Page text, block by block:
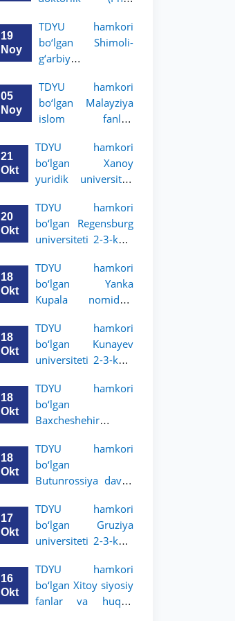
himoyasi bo‘lib
o‘tadi
19
Noy
TDYU hamkori
bo‘lgan Shimoli-
g‘arbiy
huquq universiteti
2-3-kurs talabalari
uchun akademik
e’lon qildi
05
Noy
TDYU hamkori
bo‘lgan Malayziya
islom fanlari
kurs talabalari
uchun akademik
mobillik dasturini
21
Okt
TDYU hamkori
bo‘lgan Xanoy
yuridik universiteti
talabalari uchun
akademik mobillik
dasturini e’lon qildi
20
Okt
TDYU hamkori
bo‘lgan Regensburg
universiteti 2-3-kurs
akademik mobillik
dasturini e’lon qildi
18
Okt
TDYU hamkori
bo‘lgan Yanka
Kupala nomidagi
universiteti 2-3-
bosqich talabalari
uchun akademik
e’lon qildi
18
Okt
TDYU hamkori
bo‘lgan Kunayev
universiteti 2-3-kurs
akademik mobillik
dasturini e’lon qiladi
18
Okt
TDYU hamkori
bo‘lgan
Baxcheshehir
bosqich talabalari
uchun akademik
mobillik dasturini
18
Okt
TDYU hamkori
bo‘lgan
Butunrossiya davlat
3-kurs talabalari
uchun akademik
mobillik dasturini
17
Okt
TDYU hamkori
bo‘lgan Gruziya
universiteti 2-3-kurs
akademik mobillik
dasturini e’lon qildi
16
Okt
TDYU hamkori
bo‘lgan Xitoy siyosiy
fanlar va huquq